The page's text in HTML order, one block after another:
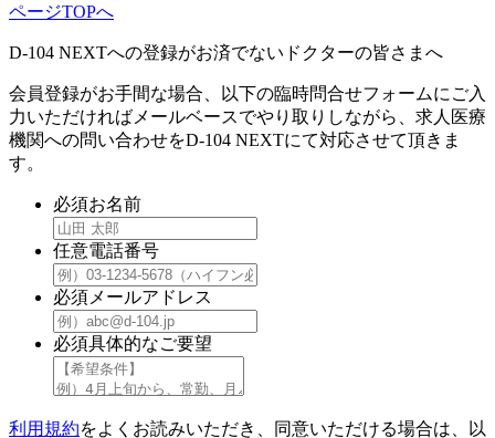
ページTOPへ
D-104 NEXTへの登録がお済でないドクターの皆さまへ
会員登録がお手間な場合、以下の臨時問合せフォームにご入
力いただければメールベースでやり取りしながら、求人医療
機関への問い合わせをD-104 NEXTにて対応させて頂きま
す。
必須お名前
任意電話番号
必須 メールアドレス
必須具体的なご要望
利用規約をよくお読みいただき、同意いただける場合は、以